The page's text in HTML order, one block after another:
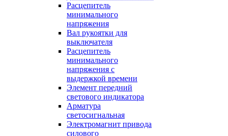
Расцепитель
минимального
напряжения
Вал рукоятки для
выключателя
Расцепитель
минимального
напряжения с
выдержкой времени
Элемент передний
светового индикатора
Арматура
светосигнальная
Электромагнит привода
силового